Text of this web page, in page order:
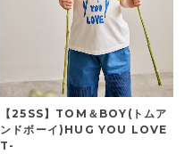
【25SS】TOM＆BOY(トムア
ンドボーイ)HUG YOU LOVE
T-